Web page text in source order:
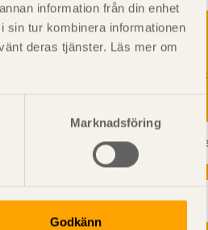
information från din enhet
sin tur kombinera informationen
deras tjänster. Läs mer om
Marknadsföring
Godkänn
Prenumerera på Svenskt Träs